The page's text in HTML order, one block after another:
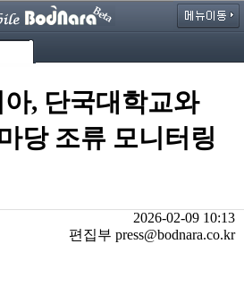
, 단국대학교와
당 조류 모니터링
2026-02-09 10:13
편집부 press@bodnara.co.kr